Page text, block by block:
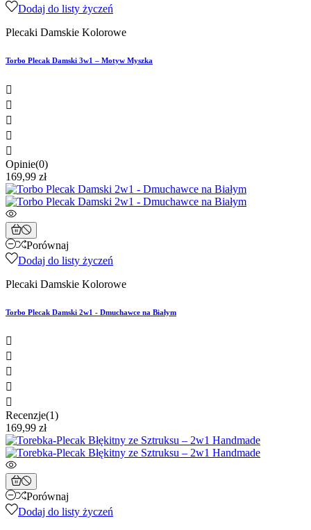
Dodaj do listy życzeń
Plecaki Damskie Kolorowe
Torbo Plecak Damski 3w1 – Motyw Myszka





Opinie(0)
169,99 zł
Porównaj
Dodaj do listy życzeń
Plecaki Damskie Kolorowe
Torbo Plecak Damski 2w1 - Dmuchawce na Białym





Recenzje(1)
169,99 zł
Porównaj
Dodaj do listy życzeń